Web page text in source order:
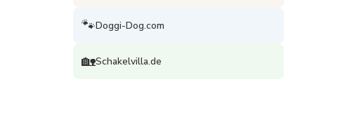
🐾Doggi-Dog.com
🏡Schakelvilla.de